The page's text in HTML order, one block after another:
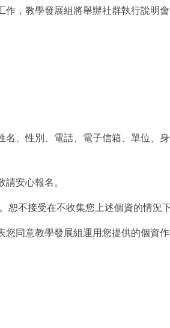
，教學發展組將舉辦社群執行說明會
、性別、電話、電子信箱、單位、
安心報名。
不接受在不收集您上述個資的情況
同意教學發展組運用您提供的個資